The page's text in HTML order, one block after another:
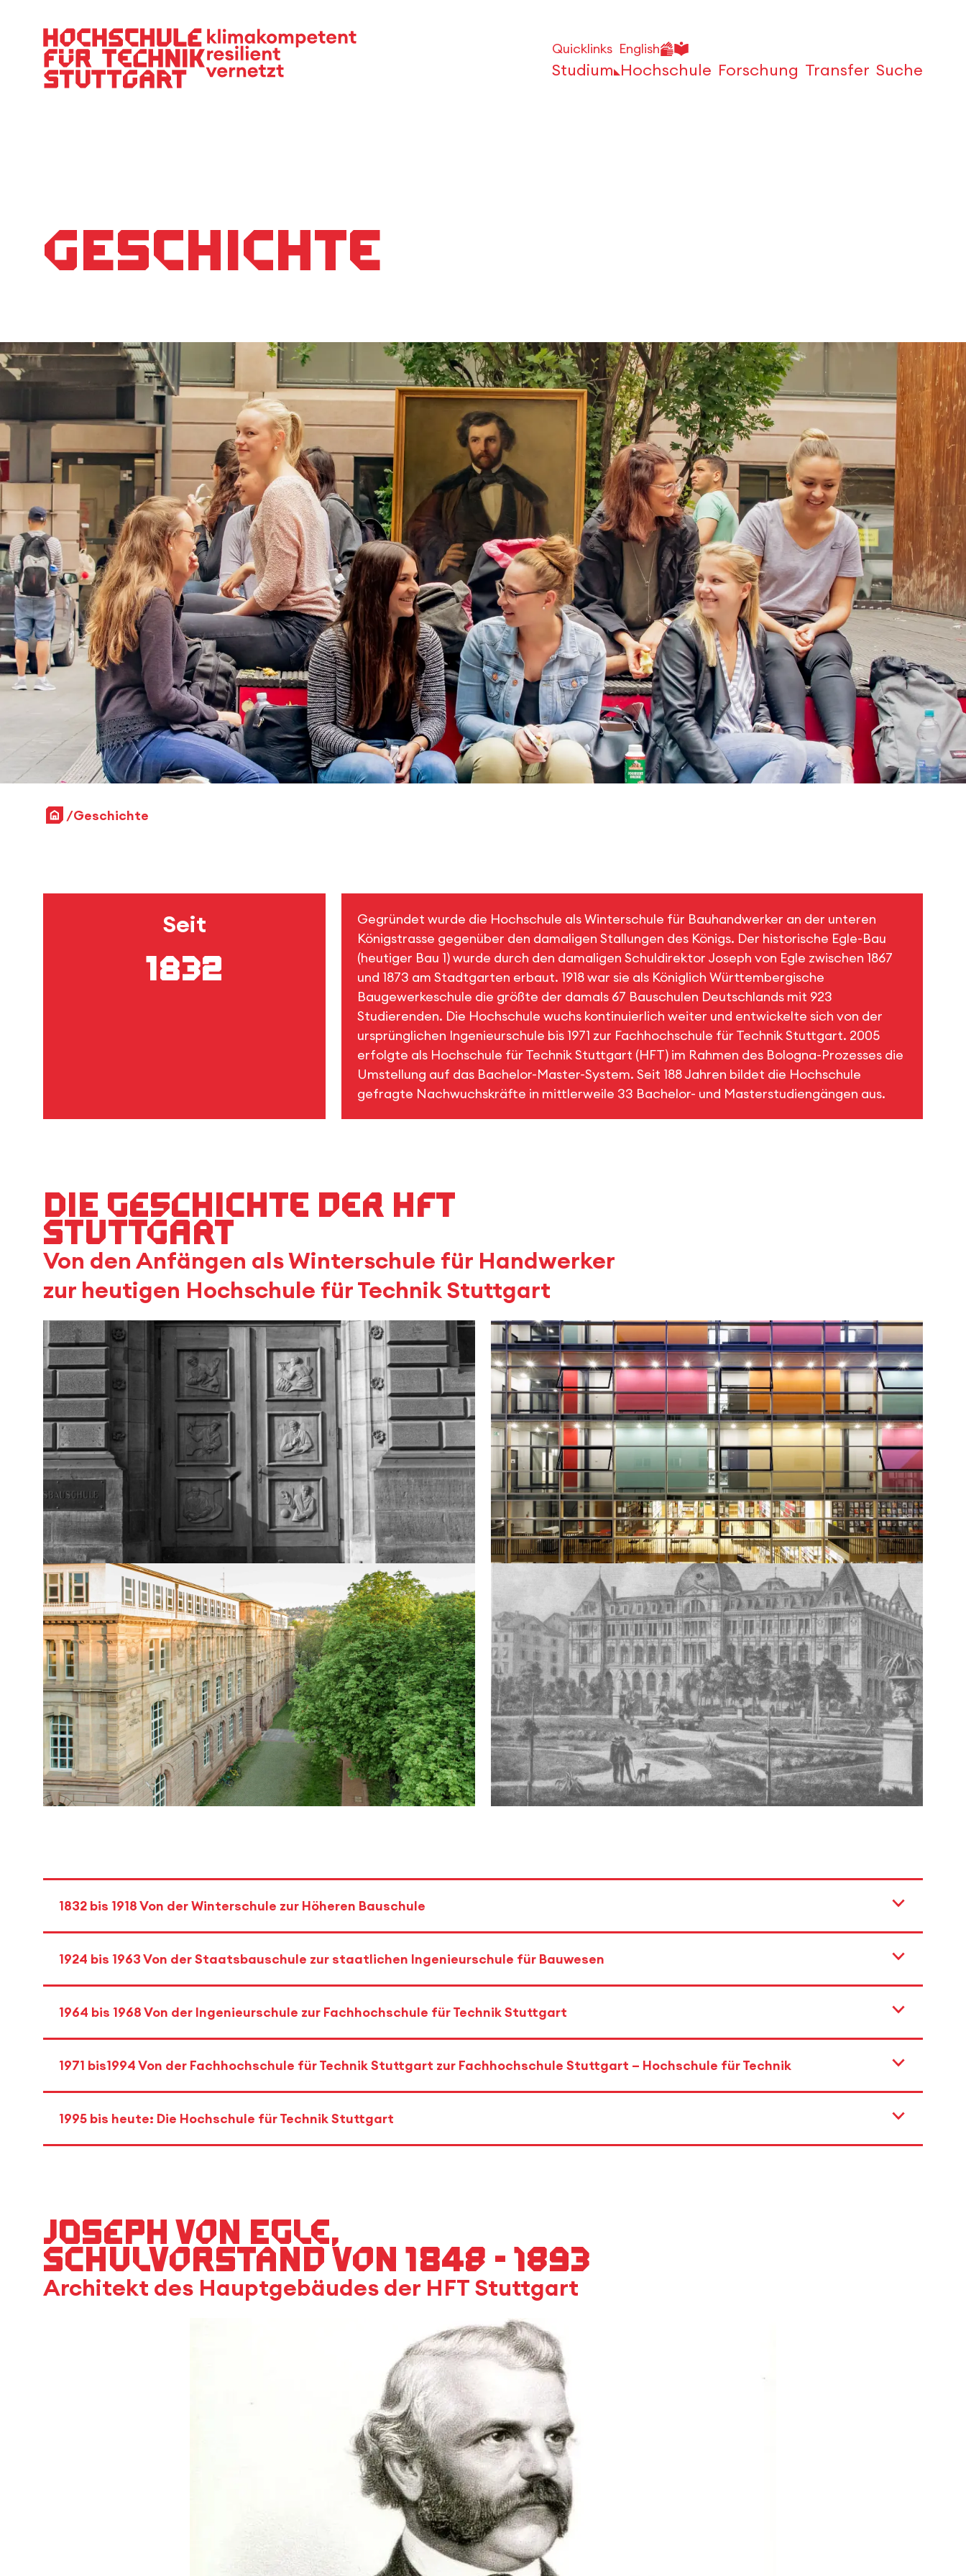
Hauptnavigation
Quicklinks English
Studium Hochschule Forschung Transfer Suche
Geschichte
Startseite
Geschichte
Seit
1832
Gegründet wurde die Hochschule als Winterschule für Bauhandwerker an der unteren
Königstrasse gegenüber den damaligen Stallungen des Königs. Der historische Egle-Bau
(heutiger Bau 1) wurde durch den damaligen Schuldirektor Joseph von Egle zwischen 1867
und 1873 am Stadtgarten erbaut. 1918 war sie als Königlich Württembergische
Baugewerkeschule die größte der damals 67 Bauschulen Deutschlands mit 923
Studierenden. Die Hochschule wuchs kontinuierlich weiter und entwickelte sich von der
ursprünglichen Ingenieurschule bis 1971 zur Fachhochschule für Technik Stuttgart. 2005
erfolgte als Hochschule für Technik Stuttgart (HFT) im Rahmen des Bologna-Prozesses die
Umstellung auf das Bachelor-Master-System. Seit 188 Jahren bildet die Hochschule
gefragte Nachwuchskräfte in mittlerweile 33 Bachelor- und Masterstudiengängen aus.
Die Geschichte der HFT
Stuttgart
Von den Anfängen als Winterschule für Handwerker
zur heutigen Hochschule für Technik Stuttgart
1832 bis 1918 Von der Winterschule zur Höheren Bauschule
1924 bis 1963 Von der Staatsbauschule zur staatlichen Ingenieurschule für Bauwesen
1964 bis 1968 Von der Ingenieurschule zur Fachhochschule für Technik Stuttgart
1971 bis1994 Von der Fachhochschule für Technik Stuttgart zur Fachhochschule Stuttgart – Hochschule für Technik
1995 bis heute: Die Hochschule für Technik Stuttgart
Joseph von Egle,
Schulvorstand von 1848 - 1893
Architekt des Hauptgebäudes der HFT Stuttgart